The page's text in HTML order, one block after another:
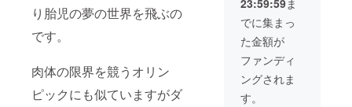
り胎児の夢の世界を飛ぶの
です。
肉体の限界を競うオリン
ピックにも似ていますがダ
日１日
（例：
１２月
１４日
の全公
演）の
編集版
ト１０
枚 第三
回京都
国際舞
踏祭
2022の
ダイ
23:59:59ま
でに集まっ
た金額が
ファンディ
ングされま
す。